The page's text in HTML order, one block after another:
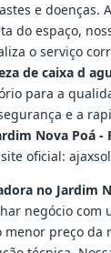
e doenças.
do espaço,
o serviço
de caixa d
para a
e a
Nova Poá -
oficial:
no Jardim
negócio com
preço da